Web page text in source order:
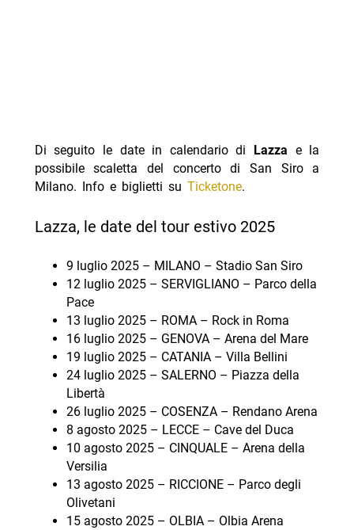
Di seguito le date in calendario di Lazza e la
possibile scaletta del concerto di San Siro a
Milano. Info e biglietti su Ticketone.
Lazza, le date del tour estivo 2025
9 luglio 2025 – MILANO – Stadio San Siro
12 luglio 2025 – SERVIGLIANO – Parco della
Pace
13 luglio 2025 – ROMA – Rock in Roma
16 luglio 2025 – GENOVA – Arena del Mare
19 luglio 2025 – CATANIA – Villa Bellini
24 luglio 2025 – SALERNO – Piazza della
Libertà
26 luglio 2025 – COSENZA – Rendano Arena
8 agosto 2025 – LECCE – Cave del Duca
10 agosto 2025 – CINQUALE – Arena della
Versilia
13 agosto 2025 – RICCIONE – Parco degli
Olivetani
15 agosto 2025 – OLBIA – Olbia Arena